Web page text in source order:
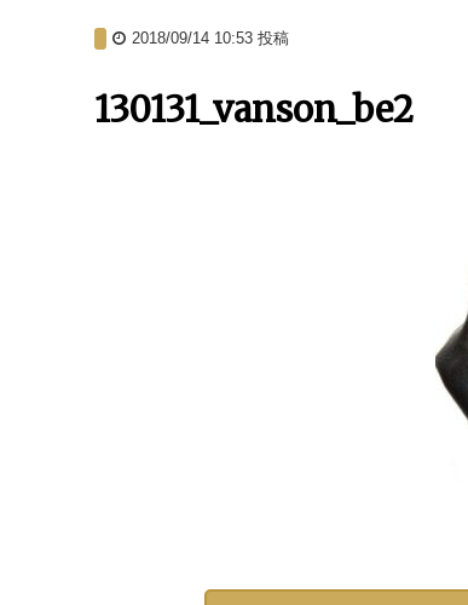
2018/09/14 10:53投稿
130131_vanson_be2